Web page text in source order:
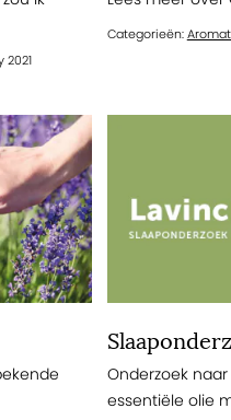
2021
Categorieën:
Onderzoek
essentiële olie